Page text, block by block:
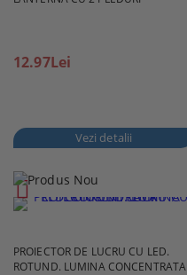
12.97Lei
Vezi detalii
PROIECTOR DE LUCRU CU LED.
ROTUND. LUMINA CONCENTRATA